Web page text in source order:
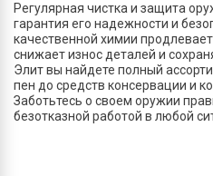
Регулярная чистка и защита
гарантия его надежности и
качественной химии
снижает износ деталей и
Элит вы найдете полный
пен до средств консервации и
Заботьтесь о своем оружии
безотказной работой в любой